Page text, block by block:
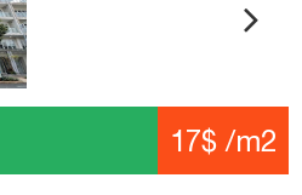
17$ /m2